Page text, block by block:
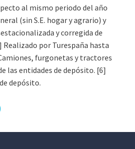
al mismo periodo del año
(sin S.E. hogar y agrario) y
y corregida de
Realizado por Turespaña hasta
furgonetas y tractores
las entidades de depósito. [6]
depósito.